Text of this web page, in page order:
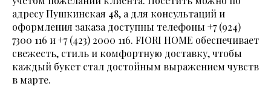
адресу Пушкинская 48, а для консультаций и
оформления заказа доступны телефоны +7 (924)
7300 116 и+7 (423) 2000 116. FIORI HOME обеспечивает
свежесть, стиль и комфортную доставку, чтобы
каждый букет стал достойным выражением чувств
в марте.